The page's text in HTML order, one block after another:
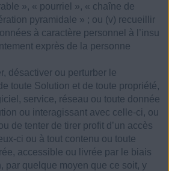
», « pourriel », « chaîne de
pyramidale » ; ou (v) recueillir
à caractère personnel à l’insu
exprès de la personne
désactiver ou perturber le
toute Solution et de toute propriété,
service, réseau ou toute donnée
ou interagissant avec celle-ci, ou
de tenter de tirer profit d’un accès
ci ou à tout contenu ou toute
accessible ou livrée par le biais
par quelque moyen que ce soit, y